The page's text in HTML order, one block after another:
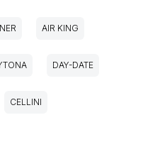
AIR KING
DAY-DATE
CELLINI